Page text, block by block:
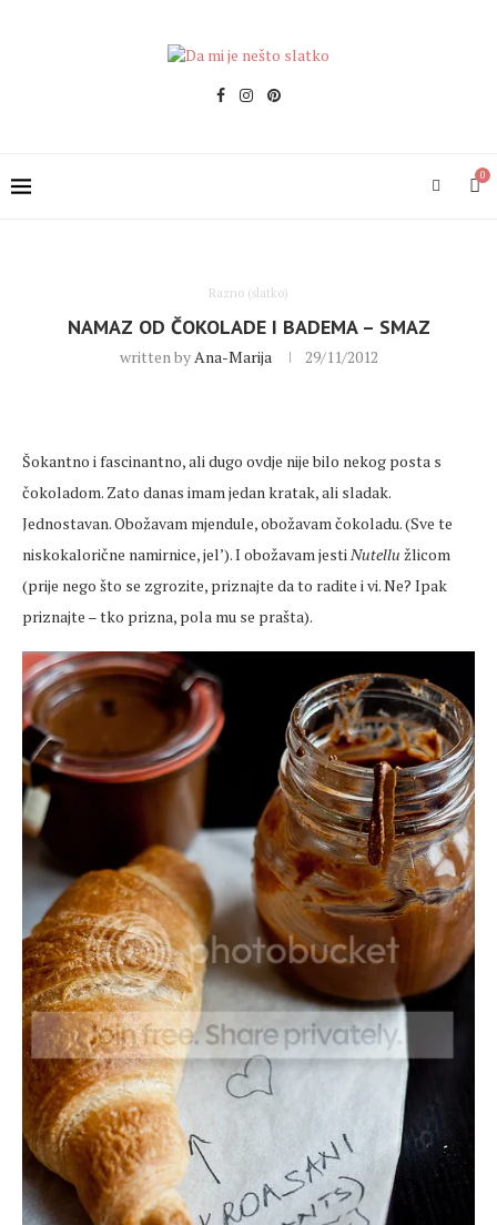
0
Razno (slatko)
NAMAZ OD ČOKOLADE I BADEMA – SMAZ
written byAna-Marija 29/11/2012
Šokantno i fascinantno, ali dugo ovdje nije bilo nekog posta s
čokoladom. Zato danas imam jedan kratak, ali sladak.
Jednostavan. Obožavam mjendule, obožavam čokoladu. (Sve te
niskokalorične namirnice, jel’). I obožavam jestiNutellu žlicom
(prije nego što se zgrozite, priznajte da to radite i vi. Ne? Ipak
priznajte – tko prizna, pola mu se prašta).